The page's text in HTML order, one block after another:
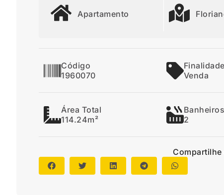
Apartamento
Código
1960070
Finalidade
Venda
Área Total
114.24m²
Banheiros
2